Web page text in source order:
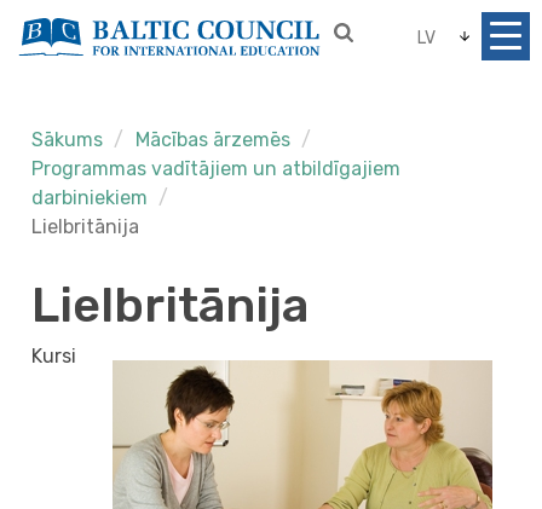
LV
Sākums
Mācības ārzemēs
Programmas vadītājiem un atbildīgajiem
darbiniekiem
Lielbritānija
Lielbritānija
Kursi